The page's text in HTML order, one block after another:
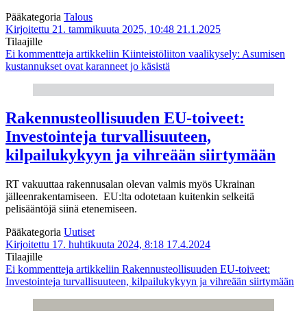
Pääkategoria Talous
Kirjoitettu 21. tammikuuta 2025, 10:48 21.1.2025
Tilaajille
Ei kommentteja artikkeliin Kiinteistöliiton vaalikysely: Asumisen
kustannukset ovat karanneet jo käsistä
Rakennusteollisuuden EU-toiveet:
Investointeja turvallisuuteen,
kilpailukykyyn ja vihreään siirtymään
RT vakuuttaa rakennusalan olevan valmis myös Ukrainan
jälleenrakentamiseen. EU:lta odotetaan kuitenkin selkeitä
pelisääntöjä siinä etenemiseen.
Pääkategoria Uutiset
Kirjoitettu 17. huhtikuuta 2024, 8:18 17.4.2024
Tilaajille
Ei kommentteja artikkeliin Rakennusteollisuuden EU-toiveet:
Investointeja turvallisuuteen, kilpailukykyyn ja vihreään siirtymään